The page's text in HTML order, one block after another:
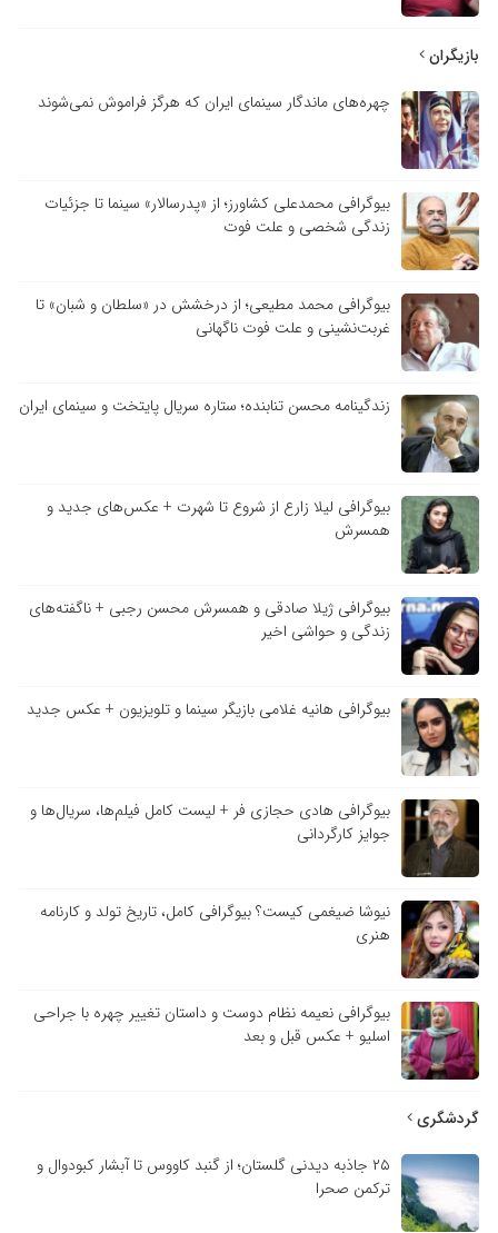
بازیگران
چهره‌های ماندگار سینمای ایران که هرگز فراموش نمی‌شوند
بیوگرافی محمدعلی کشاورز؛ از «پدرسالار» سینما تا جزئیات
زندگی شخصی و علت فوت
بیوگرافی محمد مطیعی؛ از درخشش در «سلطان و شبان» تا
غربت‌نشینی و علت فوت ناگهانی
زندگینامه محسن تنابنده؛ ستاره سریال پایتخت و سینمای ایران
بیوگرافی لیلا زارع از شروع تا شهرت + عکس‌های جدید و
همسرش
بیوگرافی ژیلا صادقی و همسرش محسن رجبی + ناگفته‌های
زندگی و حواشی اخیر
بیوگرافی هانیه غلامی بازیگر سینما و تلویزیون + عکس جدید
بیوگرافی هادی حجازی فر + لیست کامل فیلم‌ها، سریال‌ها و
جوایز کارگردانی
نیوشا ضیغمی کیست؟ بیوگرافی کامل، تاریخ تولد و کارنامه
هنری
بیوگرافی نعیمه نظام دوست و داستان تغییر چهره با جراحی
اسلیو + عکس قبل و بعد
گردشگری
۲۵ جاذبه دیدنی گلستان؛ از گنبد کاووس تا آبشار کبودوال و
ترکمن صحرا